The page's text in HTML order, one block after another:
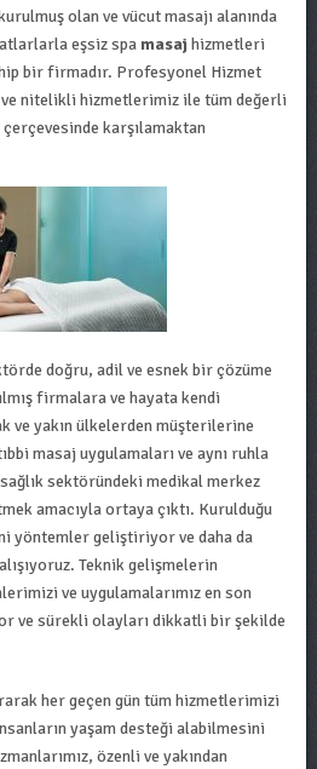
olan ve vücut masajı alanında
eşsiz spa masajhizmetleri
bir firmadır. Profesyonel Hizmet
ve nitelikli hizmetlerimiz ile tüm değerli
karşılamaktan
doğru, adil ve esnek bir çözüme
firmalara ve hayata kendi
ve yakın ülkelerden müşterilerine
masaj uygulamaları ve aynı ruhla
sektöründeki medikal merkez
amacıyla ortaya çıktı. Kurulduğu
yöntemler geliştiriyor ve daha da
Teknik gelişmelerin
ve uygulamalarımız en son
ve sürekli olayları dikkatli bir şekilde
her geçen gün tüm hizmetlerimizi
yaşam desteği alabilmesini
özenli ve yakından